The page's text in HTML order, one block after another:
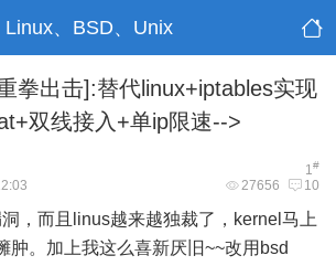
Linux、BSD、Unix
拳出击]:替代linux+iptables实现
双线接入+单ip限速-->
1#
27656 10
，而且linus越来越独裁了，kernel马上
肿。加上我这么喜新厌旧~~改用bsd